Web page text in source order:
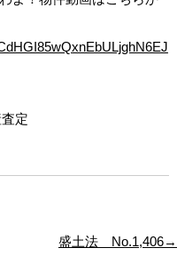
定
盛土法 No.1,406→